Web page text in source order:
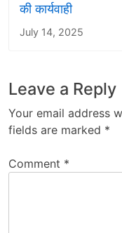
की कार्यवाही
July 14, 2025
Leave a Reply
Your email address
fields are marked *
Comment *